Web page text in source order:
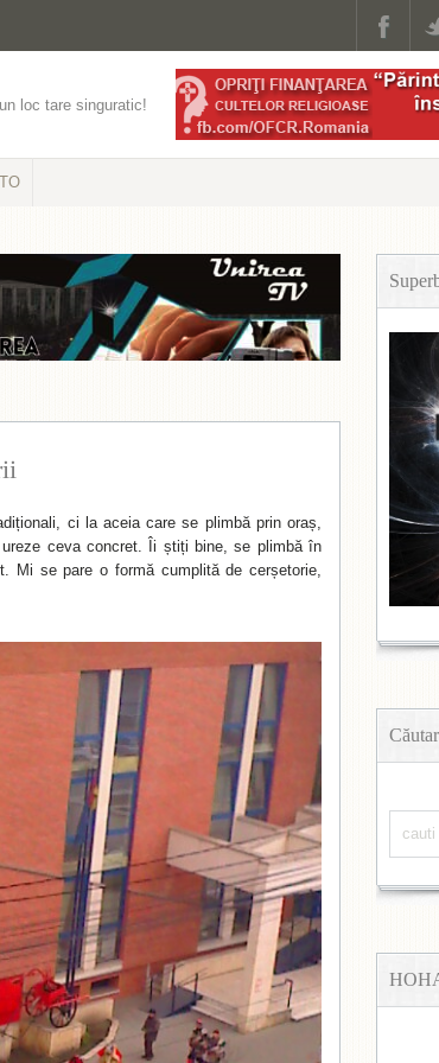
loc tare singuratic!
ci la aceia care se plimbă prin oraș,
ceva concret. Îi știți bine, se plimbă în
Mi se pare o formă cumplită de cerșetorie,